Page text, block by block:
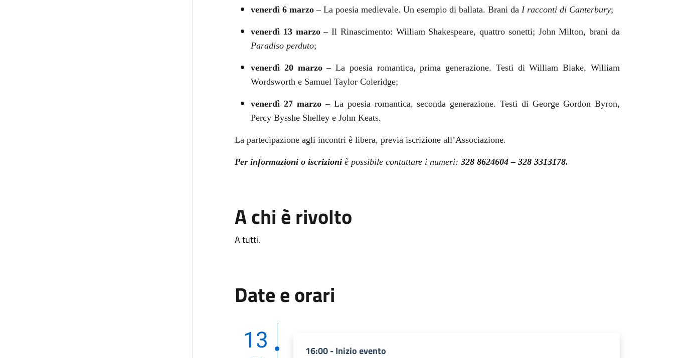
venerdì 6 marzo– La poesia medievale. Un esempio di ballata. Brani da I racconti di Canterbury;
venerdì 13 marzo– Il Rinascimento: William Shakespeare, quattro sonetti; John Milton, brani da
Paradiso perduto;
venerdì 20 marzo– La poesia romantica, prima generazione. Testi di William Blake, William
Wordsworth e Samuel Taylor Coleridge;
venerdì 27 marzo– La poesia romantica, seconda generazione. Testi di George Gordon Byron,
Percy Bysshe Shelley e John Keats.
La partecipazione agli incontri è libera, previa iscrizione all’Associazione.
Per informazioni o iscrizioni è possibile contattare i numeri: 328 8624604 – 328 3313178.
A chi è rivolto
A tutti.
Date e orari
13 16:00 - Inizio evento